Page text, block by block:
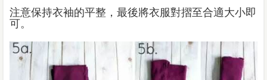
注意保持衣袖的平整，最後將衣服對摺至合適大小即
可。